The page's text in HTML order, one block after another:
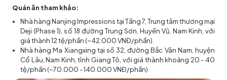
Quán ăn tham khảo:
Nhà hàng Nanjing Impressions tại Tầng 7, Trung tâm thương mại
Deji (Phase 1), số 18 đường Trung Sơn, Huyền Vũ, Nam Kinh, với
giá thành 12 tệ/phần (~42.000 VNĐ/phần).
Nhà hàng Ma Xiangxing tại số 32, đường Bắc Vân Nam, huyện
Cổ Lâu, Nam Kinh, tỉnh Giang Tô, với giá thành khoảng 20 - 40
tệ/phần (~70.000 - 140.000 VNĐ/phần)